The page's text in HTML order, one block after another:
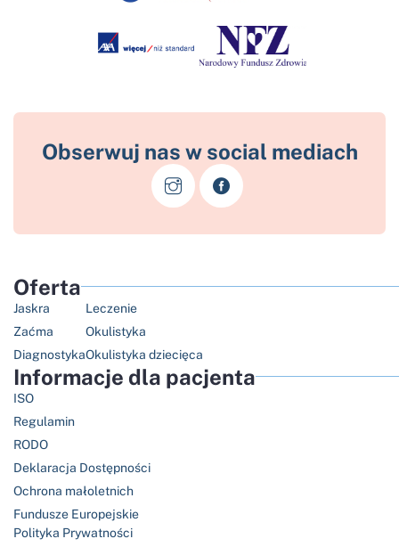
Obserwuj nas w social mediach
Oferta
Jaskra
Zaćma
Diagnostyka
Leczenie
Okulistyka
Okulistyka dziecięca
Informacje dla pacjenta
ISO
Regulamin
RODO
Deklaracja Dostępności
Ochrona małoletnich
Fundusze Europejskie
Polityka Prywatności